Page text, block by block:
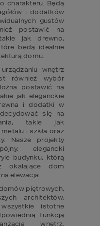
charakteru. Będą
i dodatków
gustów
jak drewno,
będą idealnie
domu.
wnętrz
również wybór
postawić na
jak eleganckie
i dodatki w
się na
takie jak
i szkła oraz
Nasze projekty
elegancki
budynku, którą
okalające dom
elewacja.
piętrowych,
architektów,
istotne
funkcją
wnętrz.